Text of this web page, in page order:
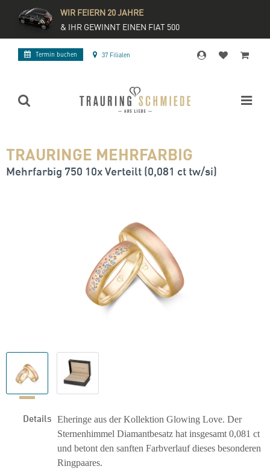
WIR FEIERN 20 JAHRE
& IHR GEWINNT EINEN FIAT 500
Termin buchen 37 Filialen
TRAURINGE MEHRFARBIG
Mehrfarbig 750 10x Verteilt (0,081 ct tw/si)
Details Eheringe aus der Kollektion Glowing Love. Der
Sternenhimmel Diamantbesatz hat insgesamt 0,081 ct
und betont den sanften Farbverlauf dieses besonderen
Ringpaares.